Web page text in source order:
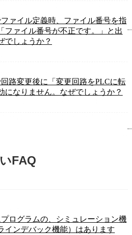
ファイル定義時、ファイル番号を指
ファイル番号が不正です。」と出
でしょうか？
回路変更後に「変更回路をPLCに転
になりません。なぜでしょうか？
FAQ
プログラムの、シミュレーション機
インデバック機能）はあります